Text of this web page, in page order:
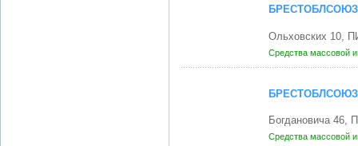
Ольховских 10,
Средства массовой
Богдановича
Средства массовой